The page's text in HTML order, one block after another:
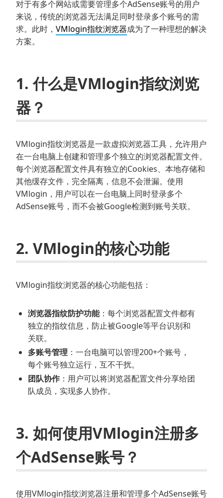
对于有多个网站或需要管理多个AdSense账号的用户
来说，传统的浏览器无法满足同时登录多个账号的需
求。此时， VMlogin指纹浏览器成为了一种理想的解决
方案。
1. 什么是VMlogin指纹浏览
器？
VMlogin指纹浏览器是一款虚拟浏览器工具，允许用户
在一台电脑上创建和管理多个独立的浏览器配置文件。
每个浏览器配置文件具有独立的Cookies、本地存储和
其他缓存文件，完全隔离，信息不会泄漏。使用
VMlogin，用户可以在一台电脑上同时登录多个
AdSense账号，而不会被Google检测到账号关联。
2. VMlogin的核心功能
VMlogin指纹浏览器的核心功能包括：
浏览器指纹防护功能：每个浏览器配置文件都有
独立的指纹信息，防止被Google等平台识别和
关联。
多账号管理 ：一台电脑可以管理200+个账号，
每个账号独立运行，互不干扰。
团队协作 ：用户可以将浏览器配置文件分享给团
队成员，实现多人协作。
3. 如何使用VMlogin注册多
个AdSense账号？
使用VMlogin指纹浏览器注册和管理多个AdSense账号